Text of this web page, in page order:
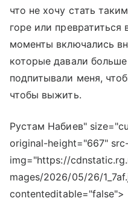
что не хочу стать
горе или превратиться
моменты включались
которые давали
подпитывали меня,
чтобы выжить.
Рустам Набиев"
original-height="667"
img="https://
mages/2026/05/26/
contenteditable="false">